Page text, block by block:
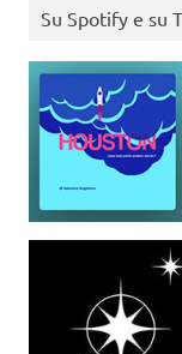
Su Spotify e su